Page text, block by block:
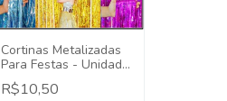
Cortinas Metalizadas
Para Festas - Unidade
2x1
R$10,50